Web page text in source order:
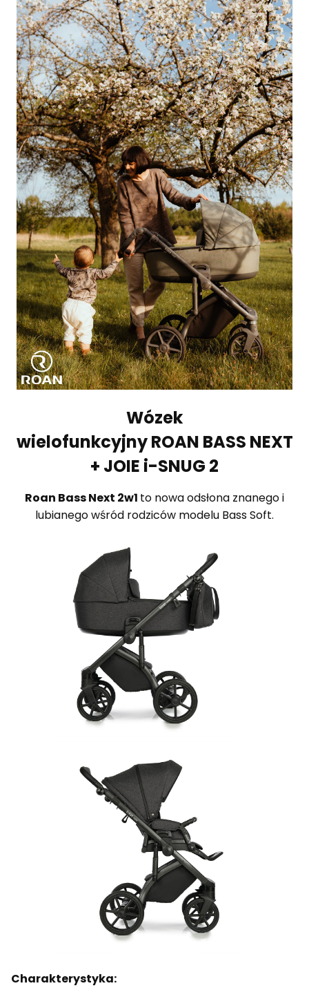
Wózek
wielofunkcyjnyROAN BASS NEXT
+ JOIE i-SNUG 2
Roan Bass Next 2w1 to nowa odsłona znanego i
lubianego wśród rodziców modelu Bass Soft.
Charakterystyka: